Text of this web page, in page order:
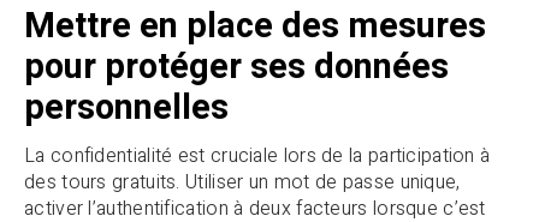
Mettre en place des mesures
pour protéger ses données
personnelles
La confidentialité est cruciale lors de la participation à
des tours gratuits. Utiliser un mot de passe unique,
activer l’authentification à deux facteurs lorsque c’est